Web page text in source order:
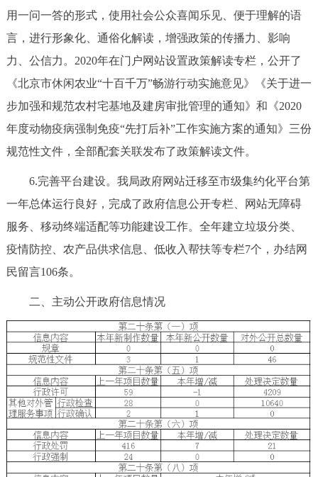
用一问一答的形式，使用社会公众喜闻乐见、便于理解的语
言，进行形象化、通俗化解读，增强政策的传播力、影响
力、公信力。2020年在门户网站设置政策解读专栏，公开了
《北京市休闲农业“十百千万”畅游行动实施意见》《关于进一
步加强和规范农村宅基地及建房审批管理的通知》和《2020
年度动物疫病强制免疫“先打后补”工作实施方案的通知》三份
规范性文件，全部配套关联发布了政策解读文件。
6.完善平台建设。我局政府网站迁移至市级集约化平台第
一年总体运行良好，完成了政府信息公开专栏、网站无障碍
服务、移动终端适配等功能建设工作。全年建立垃圾分类、
疫情防控、农产品供求信息、低收入帮扶等专栏7个，办结网
民留言106条。
二、主动公开政府信息情况